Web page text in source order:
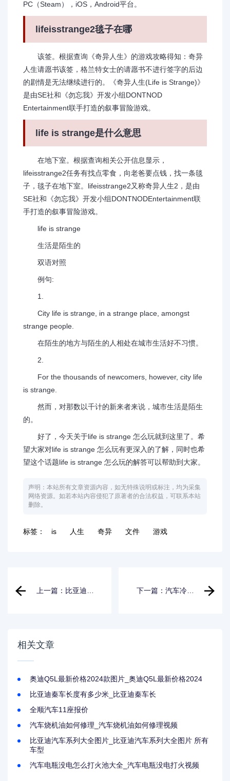
PC（Steam），iOS，Android平台。
lifeisstrange2毯子在哪
该签。根据查询《奇异人生》的游戏攻略得知：奇异
人生请愿书该签，格兰特女士的请愿书不进行签字的后边
的剧情是无法继续进行的。《奇异人生(Life is Strange)》
是由SE社和《勿忘我》开发小组DONTNOD
Entertainment联手打造的叙事冒险游戏。
life is strange是什么意思
在地下室。根据查询相关公开信息显示，
lifeisstrange2任务有找点零食，向老爸要点钱，找一条毯
子，毯子在地下室。lifeisstrange2又称奇异人生2，是由
SE社和《勿忘我》开发小组DONTNODEntertainment联
手打造的叙事冒险游戏。
life is strange
生活是陌生的
双语对照
例句:
1.
City life is strange, in a strange place, amongst
strange people.
在陌生的地方与陌生的人相处在城市生活好不习惯。
2.
For the thousands of newcomers, however, city life
is strange.
然而，对那数以千计的新来者来说，城市生活是陌生
的。
好了，今天关于life is strange 怎么玩就到这里了。希
望大家对life is strange 怎么玩有更深入的了解，同时也希
望这个话题life is strange 怎么玩的解答可以帮助到大家。
声明：本站所有文章资源内容，如无特殊说明或标注，均为采集
网络资源。如若本站内容侵犯了原著者的合法权益，可联系本站
删除。
标签： is 人生 奇异 文件 游戏
上一篇：比亚迪f6
下一篇：汽车冷凝
相关文章
奥迪Q5L最新价格2024款图片_奥迪Q5L最新价格2024
比亚迪秦车长度有多少米_比亚迪秦车长
全顺汽车11座报价
汽车烧机油如何修理_汽车烧机油如何修理视频
比亚迪汽车系列大全图片_比亚迪汽车系列大全图片 所有
车型
汽车电瓶没电怎么打火池大全_汽车电瓶没电打火视频